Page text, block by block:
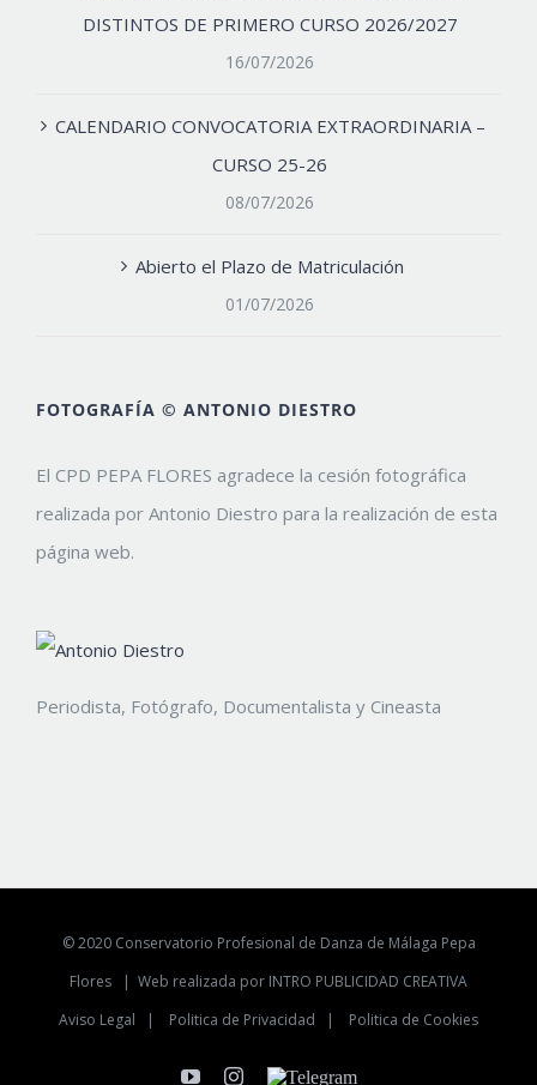
DISTINTOS DE PRIMERO CURSO 2026/2027
16/07/2026
CALENDARIO CONVOCATORIA EXTRAORDINARIA –
CURSO 25-26
08/07/2026
Abierto el Plazo de Matriculación
01/07/2026
FOTOGRAFÍA © ANTONIO DIESTRO
El CPD PEPA FLORES agradece la cesión fotográfica
realizada por Antonio Diestro para la realización de esta
página web.
Periodista, Fotógrafo, Documentalista y Cineasta
© 2020 Conservatorio Profesional de Danza de Málaga Pepa
Flores | Web realizada por INTRO PUBLICIDAD CREATIVA
Aviso Legal | Politica de Privacidad | Politica de Cookies
YouTubeInstagram
Telegram